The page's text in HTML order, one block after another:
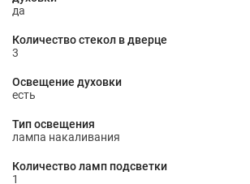
да
Количество стекол в дверце
3
Освещение духовки
есть
Тип освещения
лампа накаливания
Количество ламп подсветки
1